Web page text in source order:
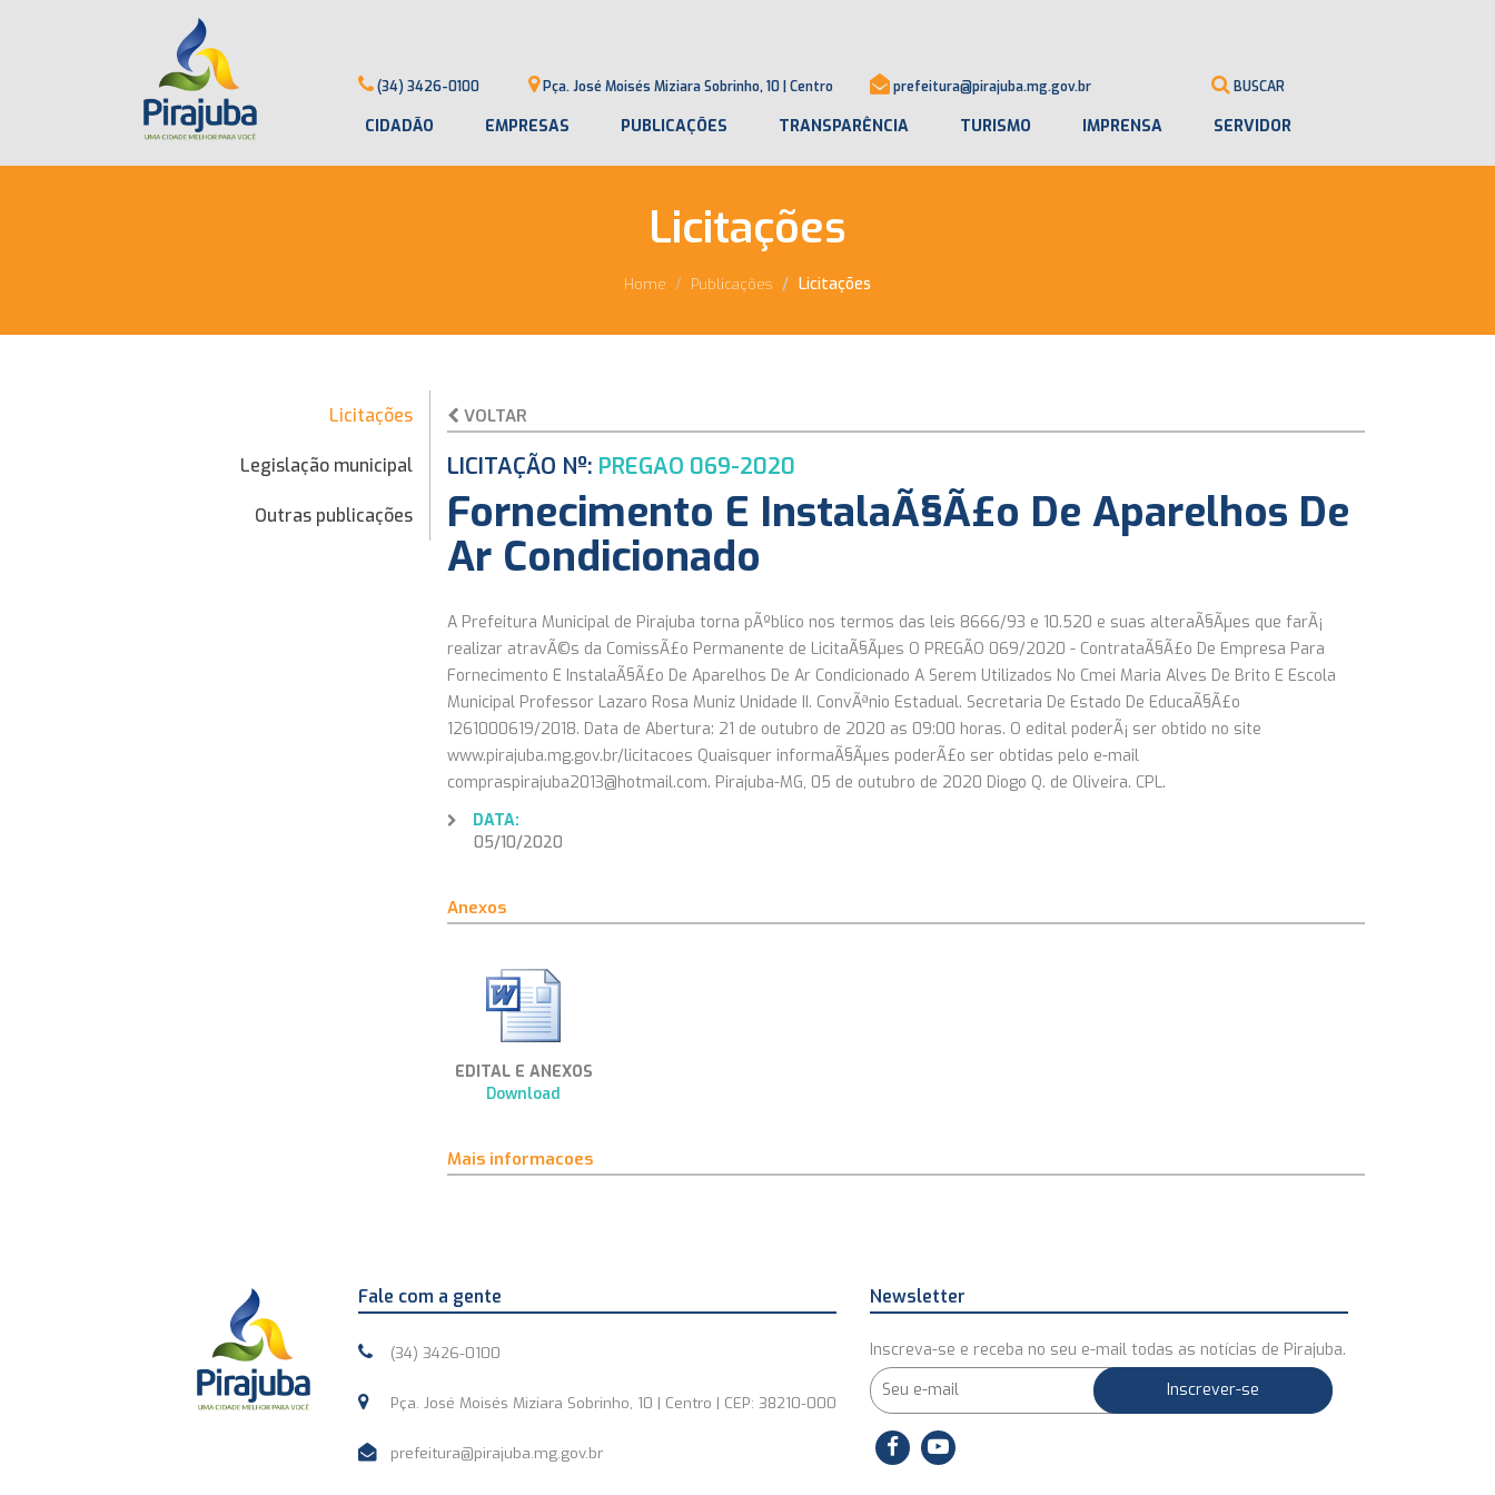
(34) 3426-0100 Pça. José Moisés Miziara Sobrinho, 10 | Centro prefeitura@pirajuba.mg.gov.br BUSCAR
CIDADÃO EMPRESAS PUBLICAÇÕES TRANSPARÊNCIA TURISMO IMPRENSA SERVIDOR
Licitações
Home Publicações Licitações
Licitações
Legislação municipal
Outras publicações
VOLTAR
LICITAÇÃO Nº: PREGAO 069-2020
Fornecimento E InstalaÃ§Ã£o De Aparelhos De
Ar Condicionado
A Prefeitura Municipal de Pirajuba torna pÃºblico nos termos das leis 8666/93 e 10.520 e suas alteraÃ§Ãµes que farÃ¡
realizar atravÃ©s da ComissÃ£o Permanente de LicitaÃ§Ãµes O PREGÃO 069/2020 - ContrataÃ§Ã£o De Empresa Para
Fornecimento E InstalaÃ§Ã£o De Aparelhos De Ar Condicionado A Serem Utilizados No Cmei Maria Alves De Brito E Escola
Municipal Professor Lazaro Rosa Muniz Unidade II. ConvÃªnio Estadual. Secretaria De Estado De EducaÃ§Ã£o
1261000619/2018. Data de Abertura: 21 de outubro de 2020 as 09:00 horas. O edital poderÃ¡ ser obtido no site
www.pirajuba.mg.gov.br/licitacoes Quaisquer informaÃ§Ãµes poderÃ£o ser obtidas pelo e-mail
compraspirajuba2013@hotmail.com. Pirajuba-MG, 05 de outubro de 2020 Diogo Q. de Oliveira. CPL.
DATA:
05/10/2020
Anexos
EDITAL E ANEXOS
Download
Mais informacoes
Fale com a gente
(34) 3426-0100
Pça. José Moisés Miziara Sobrinho, 10 | Centro | CEP: 38210-000
prefeitura@pirajuba.mg.gov.br
Newsletter
Inscreva-se e receba no seu e-mail todas as notícias de Pirajuba.